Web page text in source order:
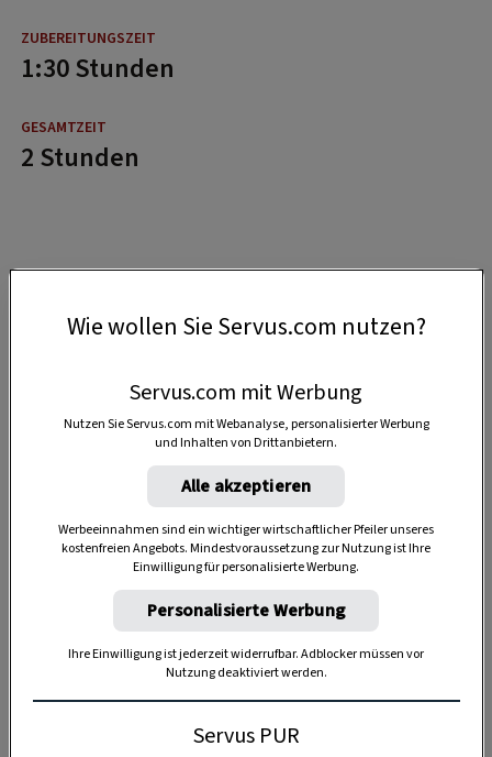
1:30 Stunden
2 Stunden
Anzeige
Wie wollen Sie Servus.com nutzen?
Servus.com mit Werbung
Nutzen Sie Servus.com mit Webanalyse, personalisierter Werbung
und Inhalten von Drittanbietern.
Alle akzeptieren
Werbeeinnahmen sind ein wichtiger wirtschaftlicher Pfeiler unseres
kostenfreien Angebots. Mindestvoraussetzung zur Nutzung ist Ihre
Einwilligung für personalisierte Werbung.
Personalisierte Werbung
Ihre Einwilligung ist jederzeit widerrufbar. Adblocker müssen vor
Nutzung deaktiviert werden.
Servus PUR